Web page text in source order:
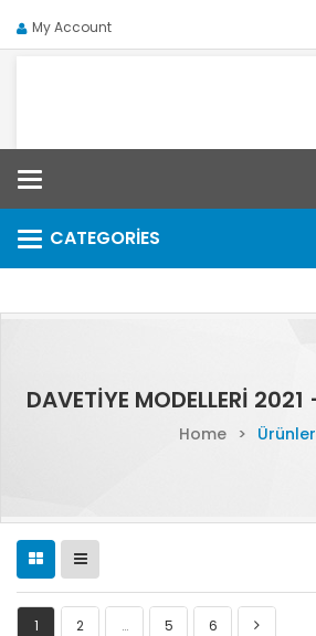
My Account
CATEGORIES
Categories
DAVETIYE MODELLERI 2021
Home > Ürünler
1 2 … 5 6